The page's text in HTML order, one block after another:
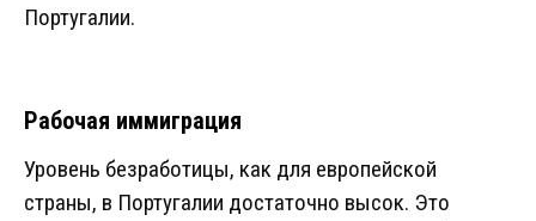
Португалии.
Рабочая иммиграция
Уровень безработицы, как для европейской
страны, в Португалии достаточно высок. Это